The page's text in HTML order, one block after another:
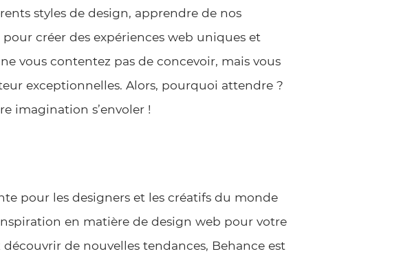
styles de design, apprendre de nos
créer des expériences web uniques et
vous contentez pas de concevoir, mais vous
exceptionnelles. Alors, pourquoi attendre ?
imagination s’envoler !
pour les designers et les créatifs du monde
en matière de design web pour votre
de nouvelles tendances, Behance est